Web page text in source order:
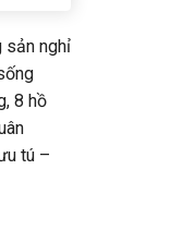
sản nghỉ
8 hồ
tú –